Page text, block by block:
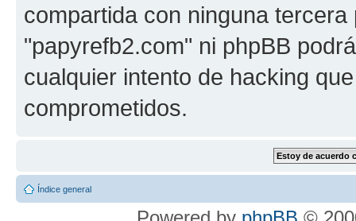
compartida con ninguna
"papyrefb2.com" ni phpBB
cualquier intento de hacking
comprometidos.
Índice general